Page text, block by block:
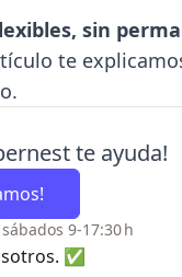
sin
te
te ayuda!
9-17:30 h
✅